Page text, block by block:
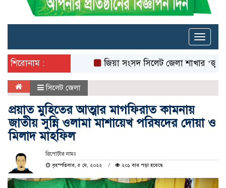
Toggle
শিরোনাম :
জিয়া সংসদ সিলেট জেলা শাখার ‘জুলাই
সিলেট জেলা
প্রয়াত মুহিতের আত্মার মাগফিরাত কামনায়
জাতীয় সুন্নি ওলামা মাশায়েখ পরিষদের দোয়া ও
মিলাদ মাহফিল
রিপোর্টার নামঃ
বৃহস্পতিবার, ৫ মে, ২০২২
২০১ বার পড়া হয়েছে